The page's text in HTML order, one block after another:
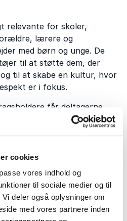
cookies
vores indhold og
til sociale medier og til
deler også oplysninger om
med vores partnere inden
relevante for skoler,
lærere og
med børn og unge. De
til at støtte dem, der
til at skabe en kultur, hvor
er i fokus.
får deltagerne
og løsningerne, når det
Foredragene skaber
og professionelle
du søger viden som
leder, tilbyder foredrag om
inspirerende læring om et